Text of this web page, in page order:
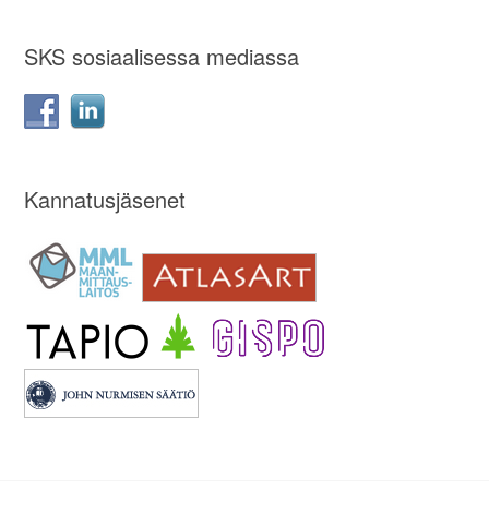
SKS sosiaalisessa mediassa
Kannatusjäsenet